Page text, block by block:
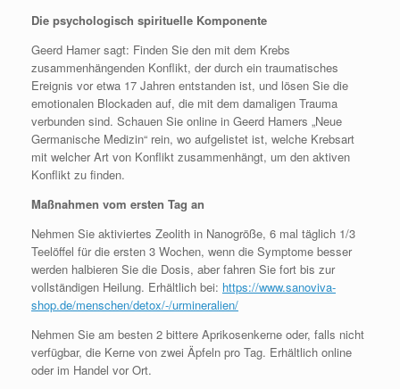
Die psychologisch spirituelle Komponente
Geerd Hamer sagt: Finden Sie den mit dem Krebs
zusammenhängenden Konflikt, der durch ein traumatisches
Ereignis vor etwa 17 Jahren entstanden ist, und lösen Sie die
emotionalen Blockaden auf, die mit dem damaligen Trauma
verbunden sind. Schauen Sie online in Geerd Hamers „Neue
Germanische Medizin“ rein, wo aufgelistet ist, welche Krebsart
mit welcher Art von Konflikt zusammenhängt, um den aktiven
Konflikt zu finden.
Maßnahmen vom ersten Tag an
Nehmen Sie aktiviertes Zeolith in Nanogröße, 6 mal täglich 1/3
Teelöffel für die ersten 3 Wochen, wenn die Symptome besser
werden halbieren Sie die Dosis, aber fahren Sie fort bis zur
vollständigen Heilung. Erhältlich bei: https://www.sanoviva-
shop.de/menschen/detox/-/urmineralien/
Nehmen Sie am besten 2 bittere Aprikosenkerne oder, falls nicht
verfügbar, die Kerne von zwei Äpfeln pro Tag. Erhältlich online
oder im Handel vor Ort.